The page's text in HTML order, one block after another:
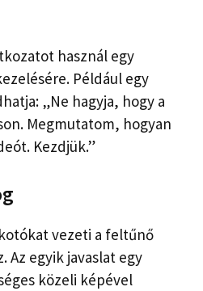
használ egy
Például egy
„Ne hagyja, hogy a
Megmutatom, hogyan
Kezdjük.”
vezeti a feltűnő
Az egyik javaslat egy
közeli képével